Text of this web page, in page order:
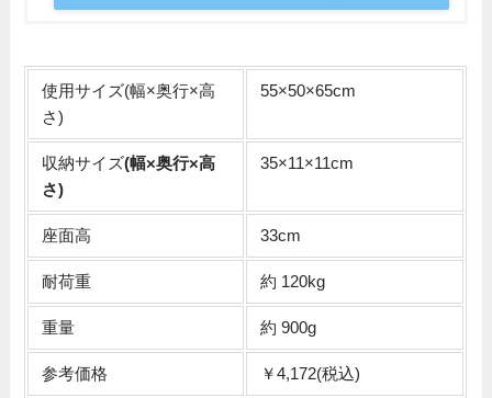
使用サイズ(幅×奥行×高
さ)
55×50×65cm
収納サイズ(幅×奥行×高
さ)
35×11×11cm
座面高 33cm
耐荷重 約 120kg
重量 約 900g
参考価格 ￥4,172(税込)